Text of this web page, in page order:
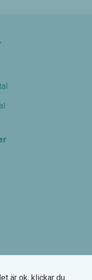
är ok, klickar du
inte att
för